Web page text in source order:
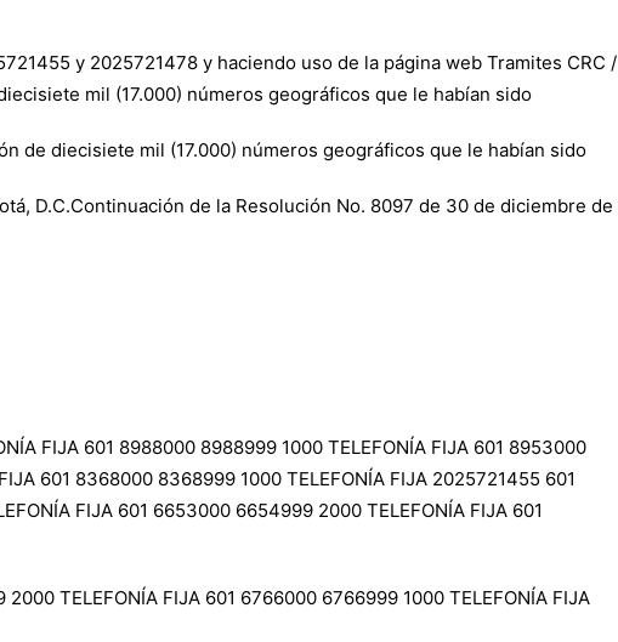
y 2025721478 y haciendo uso de la página web Tramites CRC /
mil (17.000) números geográficos que le habían sido
de diecisiete mil (17.000) números geográficos que le habían sido
D.C.Continuación de la Resolución No. 8097 de 30 de diciembre de
FIJA 601 8988000 8988999 1000 TELEFONÍA FIJA 601 8953000
601 8368000 8368999 1000 TELEFONÍA FIJA 2025721455 601
FIJA 601 6653000 6654999 2000 TELEFONÍA FIJA 601
TELEFONÍA FIJA 601 6766000 6766999 1000 TELEFONÍA FIJA